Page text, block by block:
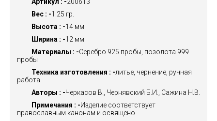
Вес : -1.25 гр.
Высота : -14 мм
Ширина : -12 мм
Материалы : -Серебро 925 пробы, позолота 999
пробы
Техника изготовления : -литье, чернение, ручная
работа
Авторы : -Черкасов В., Чернявский Б.И., Сажина Н.В.
Примечания : -Изделие соответствует
православным канонам и освящено